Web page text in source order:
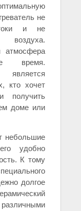
не
и не
воздуха.
атмосфера
время.
является
кто хочет
получить
доме или
небольшие
удобно
К тому
долгое